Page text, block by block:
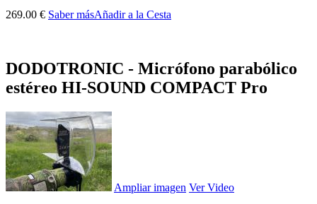
269.00 € Saber másAñadir a la Cesta
DODOTRONIC - Micrófono parabólico
estéreo HI-SOUND COMPACT Pro
Ampliar imagen Ver Video